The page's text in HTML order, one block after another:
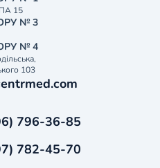
15
№ 3
№ 4
103
796-36-85
782-45-70